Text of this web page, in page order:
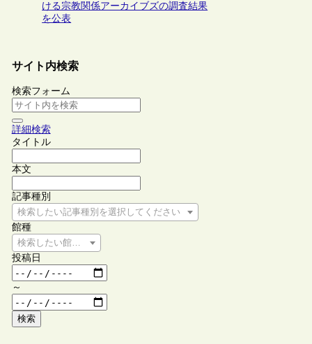
ける宗教関係アーカイブズの調査結果
を公表
サイト内検索
検索フォーム
詳細検索
タイトル
本文
記事種別
検索したい記事種別を選択してください
館種
検索したい館種を選択してください
投稿日
～
検索